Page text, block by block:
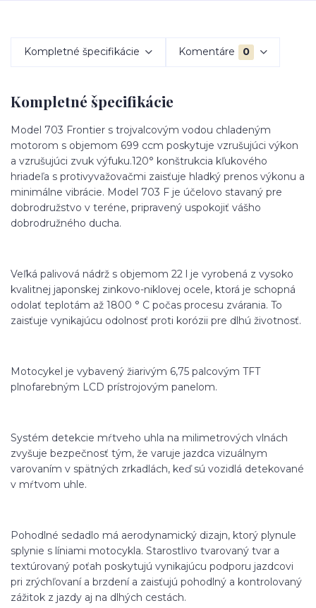
Kompletné špecifikácie Komentáre 0
Kompletné špecifikácie
Model 703 Frontier s trojvalcovým vodou chladeným
motorom s objemom 699 ccm poskytuje vzrušujúci výkon
a vzrušujúci zvuk výfuku.120° konštrukcia kľukového
hriadeľa s protivyvažovačmi zaisťuje hladký prenos výkonu a
minimálne vibrácie. Model 703 F je účelovo stavaný pre
dobrodružstvo v teréne, pripravený uspokojiť vášho
dobrodružného ducha.
Veľká palivová nádrž s objemom 22 l je vyrobená z vysoko
kvalitnej japonskej zinkovo-niklovej ocele, ktorá je schopná
odolať teplotám až 1800 ° C počas procesu zvárania. To
zaisťuje vynikajúcu odolnosť proti korózii pre dlhú životnosť.
Motocykel je vybavený žiarivým 6,75 palcovým TFT
plnofarebným LCD prístrojovým panelom.
Systém detekcie mŕtveho uhla na milimetrových vlnách
zvyšuje bezpečnosť tým, že varuje jazdca vizuálnym
varovaním v spätných zrkadlách, keď sú vozidlá detekované
v mŕtvom uhle.
Pohodlné sedadlo má aerodynamický dizajn, ktorý plynule
splynie s líniami motocykla. Starostlivo tvarovaný tvar a
textúrovaný poťah poskytujú vynikajúcu podporu jazdcovi
pri zrýchľovaní a brzdení a zaisťujú pohodlný a kontrolovaný
zážitok z jazdy aj na dlhých cestách.